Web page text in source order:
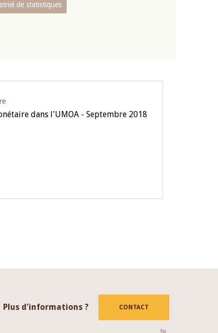
de statistiques
dans l'UMOA - Septembre 2018
Plus d'informations ? CONTACT